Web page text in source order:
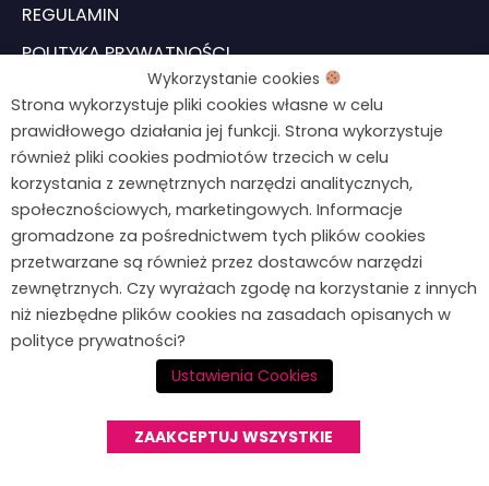
REGULAMIN
POLITYKA PRYWATNOŚCI
USTAWIENIA COOKIES
Formularz odstąpienia od umowy
Chcesz wiedzieć więcej?
Napisz do mnie!
kontakt@agnieszkawegiel.pl
664 687 026
F I
s
t
© 2026 Agnieszka Węgiel
Strona pod troskliwymi skrzydłami
simplyyourself.online
Wykorzystanie cookies
Strona wykorzystuje pliki cookies własne w celu
prawidłowego działania jej funkcji. Strona wykorzystuje
również pliki cookies podmiotów trzecich w celu
korzystania z zewnętrznych narzędzi analitycznych,
społecznościowych, marketingowych. Informacje
gromadzone za pośrednictwem tych plików cookies
przetwarzane są również przez dostawców narzędzi
zewnętrznych. Czy wyrażach zgodę na korzystanie z innych
niż niezbędne plików cookies na zasadach opisanych w
polityce prywatności?
Ustawienia Cookies
ZAAKCEPTUJ WSZYSTKIE